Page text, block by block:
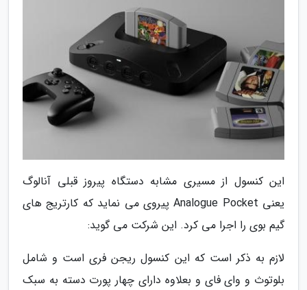
این کنسول از مسیری مشابه دستگاه پیروز قبلی آنالوگ
یعنی Analogue Pocket پیروی می نماید که کارتریج های
گیم بوی را اجرا می کرد. این شرکت می گوید:
لازم به ذکر است که این کنسول ریجن فری است و شامل
بلوتوث و وای فای و بعلاوه دارای چهار پورت دسته به سبک